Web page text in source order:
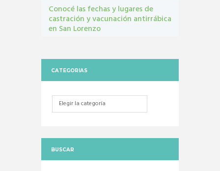
Conocé las fechas y lugares de
castración y vacunación antirrábica
en San Lorenzo
CATEGORIAS
Categorias
BUSCAR